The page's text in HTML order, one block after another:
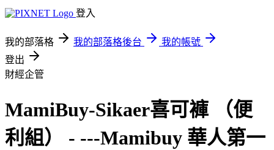
登入
我的部落格 我的部落格後台
我的帳號
登出
財經企管
MamiBuy-Sikaer喜可褲 （便
利組） - ---Mamibuy 華人第一